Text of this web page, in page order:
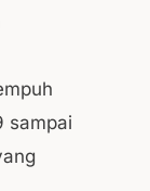
sampai